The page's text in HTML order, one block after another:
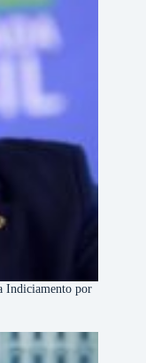
Indiciamento por